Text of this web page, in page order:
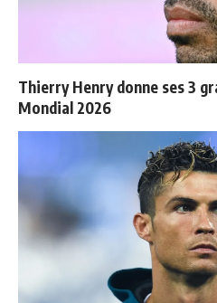
Thierry Henry donne ses 3
Mondial 2026